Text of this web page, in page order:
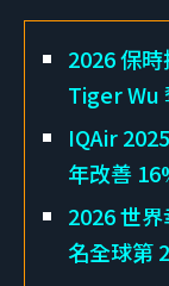
2026 保
Tiger Wu
IQAir
年改善
2026 世
名全球第